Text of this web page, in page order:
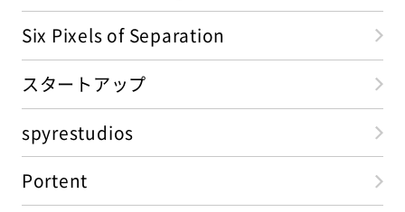
Six Pixels of Separation
スタートアップ
spyrestudios
Portent